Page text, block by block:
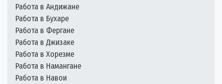
Работа в Андижане
Работа в Бухаре
Работа в Фергане
Работа в Джизаке
Работа в Хорезме
Работа в Намангане
Работа в Навои